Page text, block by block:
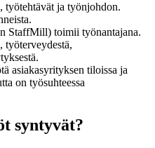
työtehtävät ja työnjohdon.
StaffMill) toimii työnantajana.
työterveydestä,
asiakasyrityksen tiloissa ja
on työsuhteessa
syntyvät?